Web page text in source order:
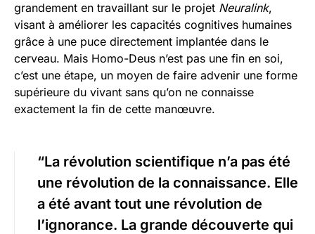
grandement en travaillant sur le projet Neuralink,
visant à améliorer les capacités cognitives humaines
grâce à une puce directement implantée dans le
cerveau. Mais Homo-Deus n’est pas une fin en soi,
c’est une étape, un moyen de faire advenir une forme
supérieure du vivant sans qu’on ne connaisse
exactement la fin de cette manœuvre.
“La révolution scientifique n’a pas été
une révolution de la connaissance. Elle
a été avant tout une révolution de
l’ignorance. La grande découverte qui